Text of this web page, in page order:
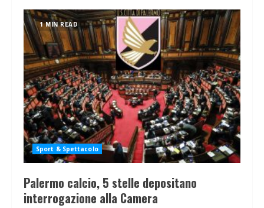
1 MIN READ
Sport & Spettacolo
Palermo calcio, 5 stelle depositano
interrogazione alla Camera